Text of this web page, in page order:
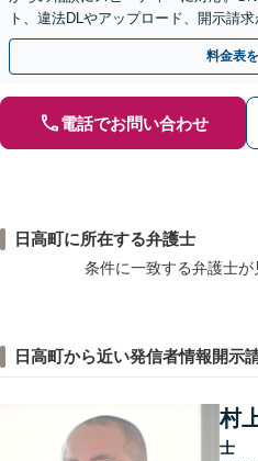
ト、違法DLやアップロード、開示請
【WEB面談OK&解決実績豊富】【千
料金表
電話でお問い合わせ
日高町に所在する弁護士
条件に一致する弁護士
日高町から近い発信者情報開示
村
士